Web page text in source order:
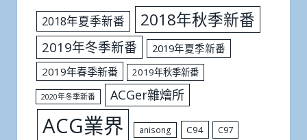
2018年夏季新番 2018年秋季新番
2019年冬季新番
2019年夏季新番
2019年春季新番
2019年秋季新番
2020年冬季新番 ACGer雜燴所
ACG業界 anisong C94 C97